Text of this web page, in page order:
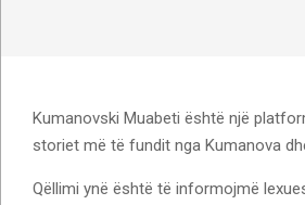
Kumanovski Muabeti është një
storiet më të fundit nga Kumanova
Qëllimi ynë është të informojmë